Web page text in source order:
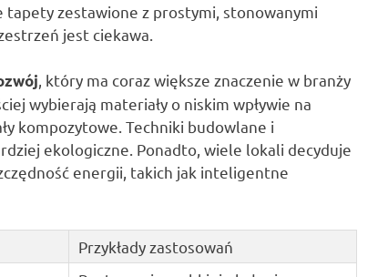
tapety zestawione z prostymi, stonowanymi
jest ciekawa.
, który ma coraz większe znaczenie w branży
wybierają materiały o niskim wpływie na
kompozytowe. Techniki budowlane i
ekologiczne. Ponadto, wiele lokali decyduje
energii, takich jak inteligentne
Przykłady zastosowań